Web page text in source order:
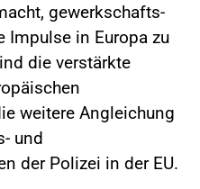
gewerkschafts-
Impulse in Europa zu
die verstärkte
weitere Angleichung
und
der Polizei in der EU.